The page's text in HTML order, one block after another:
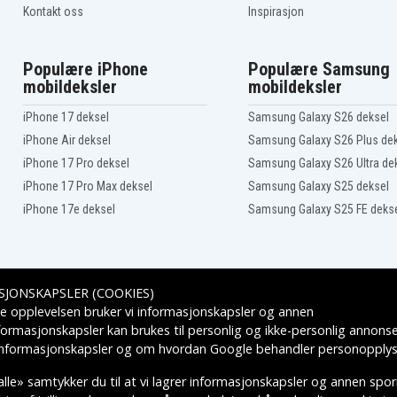
NP300E7AH,
Samsung
NP3530EA,
Samsung Q318, Samsung
R717, Samsung
Samsung SE20,
270E5J, Samsung
Samsung 305V3A,
Samsung 355E5X,
355V5X, Samsung
Samsung E252,
E372, Samsung M730,
Samsung NP-E3510,
Samsung NP-P400,
Kontakt oss
Inspirasjon
Populære iPhone
mobildeksler
iPhone 17 deksel
iPhone Air deksel
iPhone 17 Pro deksel
iPhone 17 Pro Max deksel
iPhone 17e deksel
Populære Samsung
mobildeksler
Samsung Galaxy S26 deksel
Samsung Galaxy S26 Plus
Samsung Galaxy S26 Ultra
Samsung Galaxy S25 deksel
Samsung Galaxy S25 FE
Leveringsalternativer
(COOKIES)
opplevelsen bruker vi informasjonskapsler og annen
kan brukes til personlig og ikke-personlig
og om hvordan Google behandler
samtykker du til at vi lagrer informasjonskapsler og annen